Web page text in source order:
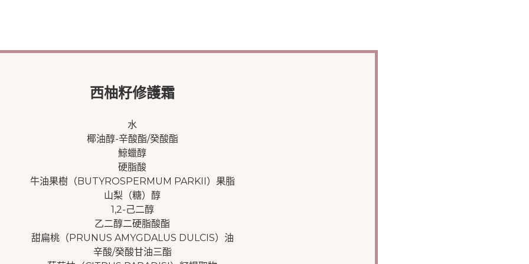
西柚籽修護霜
水
椰油醇-辛酸酯/癸酸酯
鯨蠟醇
硬脂酸
牛油果樹（BUTYROSPERMUM PARKII）果脂
山梨（糖）醇
1,2-己二醇
乙二醇二硬脂酸酯
甜扁桃（PRUNUS AMYGDALUS DULCIS）油
辛酸/癸酸甘油三酯